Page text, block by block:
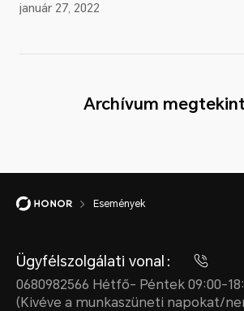
január 27, 2022
Archívum
Események
Ügyfélszolgálati vonal：
0680982566 Hétfő- Péntek 09:00-
(Kivéve a munkaszüneti napokat/